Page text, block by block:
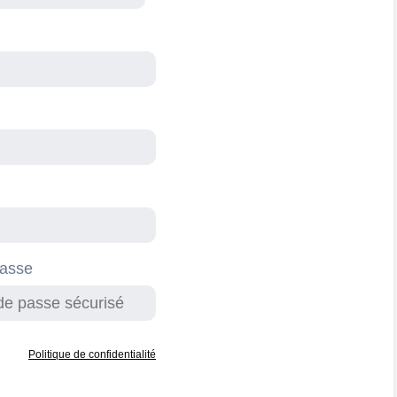
Politique de confidentialité